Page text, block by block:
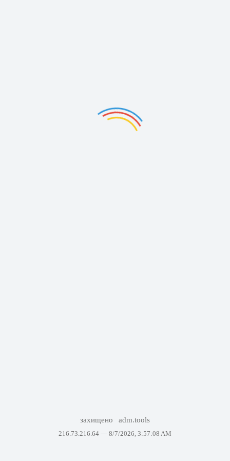
захищено adm.tools
216.73.216.64 — 8/7/2026, 3:57:08 AM